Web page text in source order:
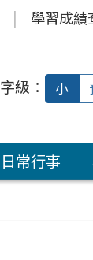
學習成績
字級： 小
日常行事